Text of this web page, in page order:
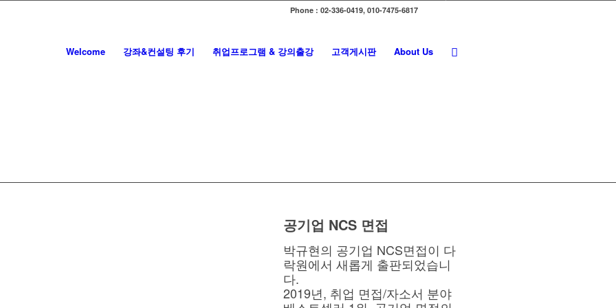
Phone : 02-336-0419, 010-7475-6817
Welcome 강좌&컨설팅 후기 취업프로그램 & 강의출강 고객게시판 About Us
업경쟁
공기업 NCS 면접
박규현의 공기업 NCS면접이 다
락원에서 새롭게 출판되었습니
다.
2019년, 취업 면접/자소서 분야